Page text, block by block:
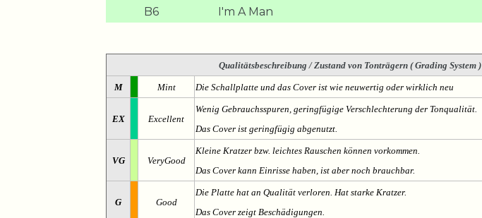
B6
I'm A Man
Qualitätsbeschreibung / Zustand von Tonträgern ( Grading System )
M Mint Die Schallplatte und das Cover ist wie neuwertig oder wirklich neu
EX Excellent
Wenig Gebrauchsspuren, geringfügige Verschlechterung der Tonqualität.
Das Cover ist geringfügig abgenutzt.
VG VeryGood
Kleine Kratzer bzw. leichtes Rauschen können vorkommen.
Das Cover kann Einrisse haben, ist aber noch brauchbar.
G Good
Die Platte hat an Qualität verloren. Hat starke Kratzer.
Das Cover zeigt Beschädigungen.